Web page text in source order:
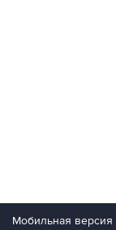
Мобильная версия